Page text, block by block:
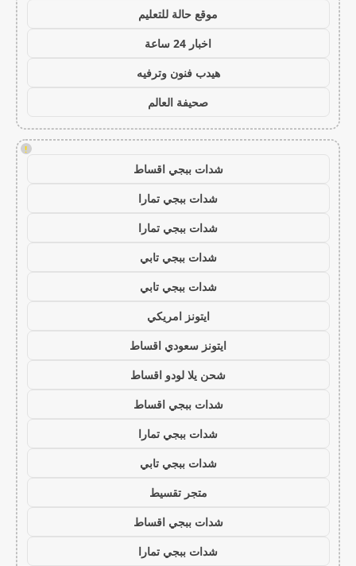
موقع حالة للتعليم
اخبار 24 ساعة
هيدب فنون وترفيه
صحيفة العالم
!
شدات ببجي اقساط
شدات ببجي تمارا
شدات ببجي تمارا
شدات ببجي تابي
شدات ببجي تابي
ايتونز امريكي
ايتونز سعودي اقساط
شحن يلا لودو اقساط
شدات ببجي اقساط
شدات ببجي تمارا
شدات ببجي تابي
متجر تقسيط
شدات ببجي اقساط
شدات ببجي تمارا